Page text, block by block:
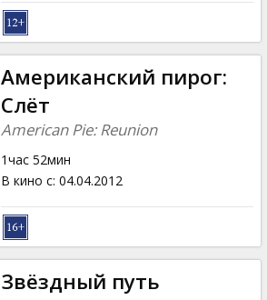
Американский пирог:
Слёт
American Pie: Reunion
1час 52мин
В кино с: 04.04.2012
Звёздный путь